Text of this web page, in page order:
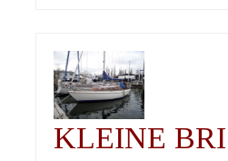
KLEINE